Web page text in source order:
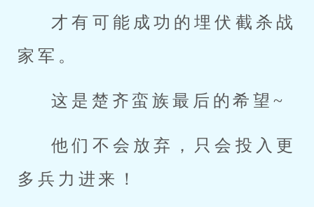
才有可能成功的埋伏截杀战
家军。
这是楚齐蛮族最后的希望~
他们不会放弃，只会投入更
多兵力进来！